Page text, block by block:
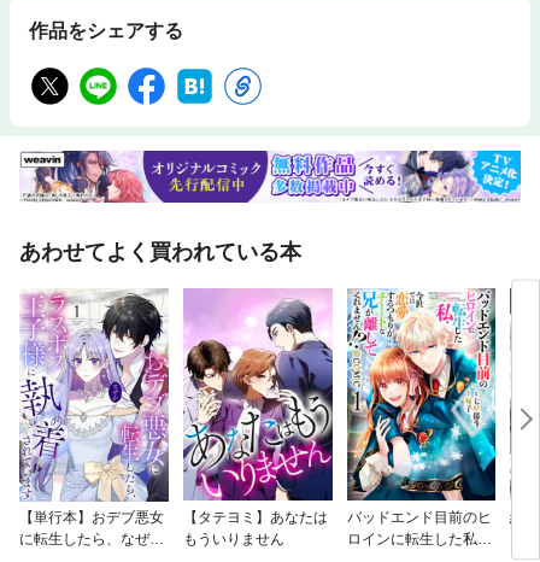
作品をシェアする
あわせてよく買われている本
【単行本】おデブ悪女
に転生したら、なぜか
【タテヨミ】あなたは
もういりません
バッドエンド目前のヒ
ロインに転生した私、
結